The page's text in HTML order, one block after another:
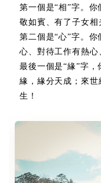
第一個是“相”字。
敬如賓、有了子女相
第二個是“心”字。
心、對待工作有熱心
最後一個是“緣”字
緣，緣分天成；來
生！